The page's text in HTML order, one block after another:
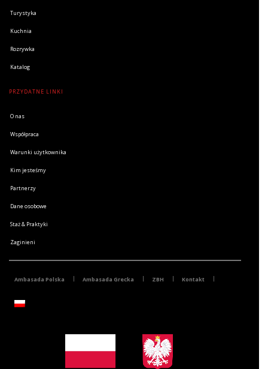
Turystyka
Kuchnia
Rozrywka
Katalog
PRZYDATNE LINKI
O nas
Współpraca
Warunki użytkownika
Kim jesteśmy
Partnerzy
Dane osobowe
Staż & Praktyki
Zaginieni
Ambasada Polska Ambasada Grecka ZBH Kontakt